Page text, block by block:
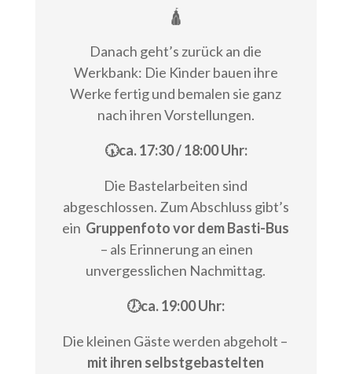
🛕
Danach geht’s zurück an die
Werkbank: Die Kinder bauen ihre
Werke fertig und bemalen sie ganz
nach ihren Vorstellungen.
🕠ca. 17:30 / 18:00 Uhr:
Die Bastelarbeiten sind
abgeschlossen. Zum Abschluss gibt’s
ein Gruppenfoto vor dem Basti-Bus
– als Erinnerung an einen
unvergesslichen Nachmittag.
🕖ca. 19:00 Uhr:
Die kleinen Gäste werden abgeholt –
mit ihren selbstgebastelten